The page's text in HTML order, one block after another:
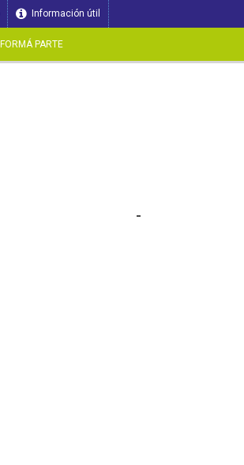
Información útil
FORMÁ PARTE
-